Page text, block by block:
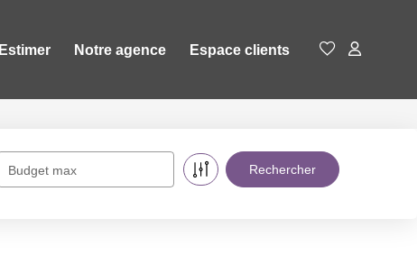
Estimer Notre agence Espace clients
Budget max